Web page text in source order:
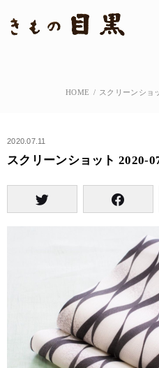
HOME スクリーンショ
2020.07.11
スクリーンショット 2020-